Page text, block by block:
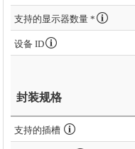
支持的显示器数量 *
设备 ID
封装规格
支持的插槽